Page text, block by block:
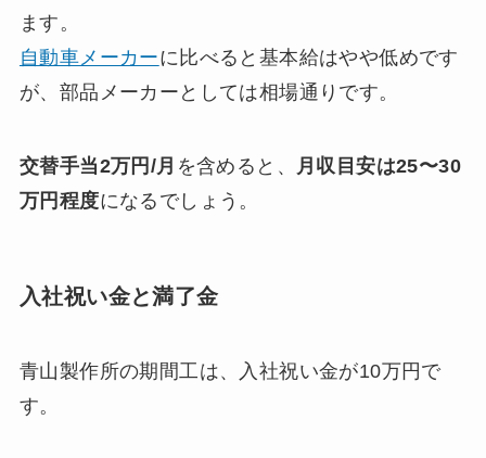
ます。
自動車メーカーに比べると基本給はやや低めです
が、部品メーカーとしては相場通りです。
交替手当2万円/月 を含めると、
月収目安は25〜30
万円程度になるでしょう。
入社祝い金と満了金
青山製作所の期間工は、入社祝い金が10万円で
す。